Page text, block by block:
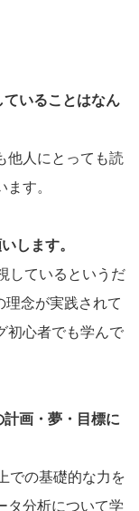
いることはなん
他人にとっても読
す。
します。
しているというだ
念が実践されて
初心者でも学んで
画・夢・目標に
での基礎的な力を
タ分析について学